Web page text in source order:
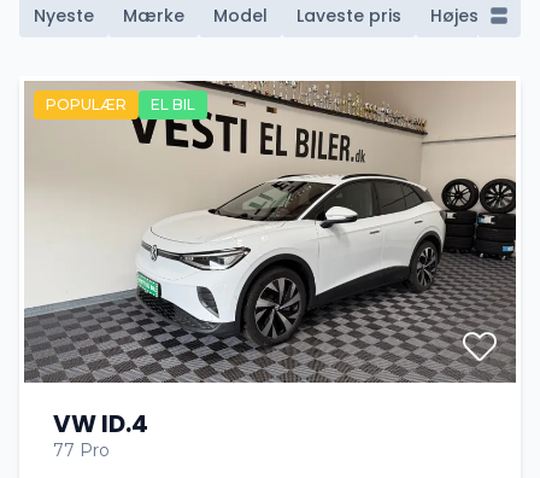
Nyeste Mærke Model Laveste pris Højeste pris
POPULÆR EL BIL
VW ID.4
77 Pro